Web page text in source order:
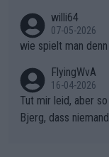
willi64
07-05-2026
wie spielt man
FlyingWvA
16-04-2026
Tut mir leid, aber
Bjerg, dass